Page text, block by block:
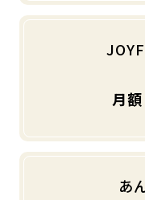
あ